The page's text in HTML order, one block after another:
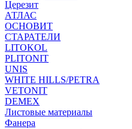
Церезит
АТЛАС
ОСНОВИТ
СТАРАТЕЛИ
LITOKOL
PLITONIT
UNIS
WHITE HILLS/PETRA
VETONIT
DEMEX
Листовые материалы
Фанера